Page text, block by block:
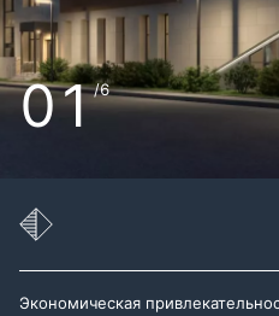
01/6
Экономическая